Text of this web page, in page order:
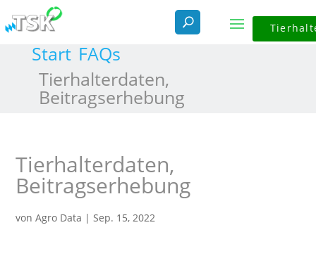
Start FAQs
Tierhalterdaten,
Beitragserhebung
Tierhalterdaten,
Beitragserhebung
vonAgro Data |Sep. 15, 2022